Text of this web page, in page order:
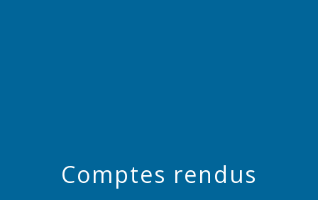
Comptes rendus